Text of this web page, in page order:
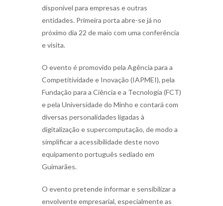
disponível para empresas e outras
entidades. Primeira porta abre-se já no
próximo dia 22 de maio com uma conferência
e visita.
O evento é promovido pela Agência para a
Competitividade e Inovação (IAPMEI), pela
Fundação para a Ciência e a Tecnologia (FCT)
e pela Universidade do Minho e contará com
diversas personalidades ligadas à
digitalização e supercomputação, de modo a
simplificar a acessibilidade deste novo
equipamento português sediado em
Guimarães.
O evento pretende informar e sensibilizar a
envolvente empresarial, especialmente as